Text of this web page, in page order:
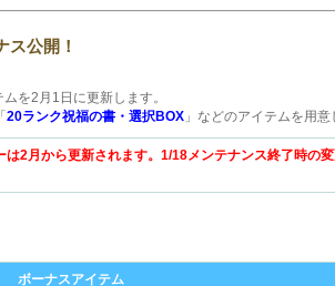
ス公開！
を2月1日に更新します。
20ランク祝福の書・選択BOX」などのアイテムを用意
は2月から更新されます。1/18メンテナンス終了時の
アイテム
ボーナスアイテム